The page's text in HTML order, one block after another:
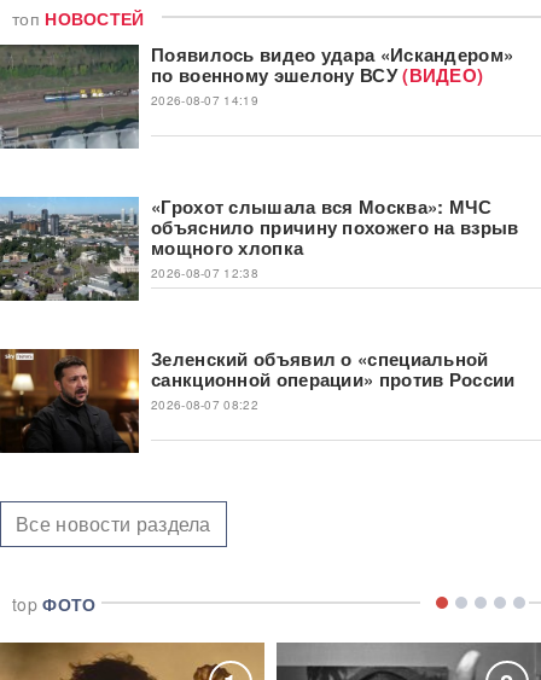
топ НОВОСТЕЙ
Появилось видео удара «Искандером»
по военному эшелону ВСУ(ВИДЕО)
2026-08-07 14:19
«Грохот слышала вся Москва»: МЧС
объяснило причину похожего на взрыв
мощного хлопка
2026-08-07 12:38
Зеленский объявил о «специальной
санкционной операции» против России
2026-08-07 08:22
Все новости раздела
topФОТО